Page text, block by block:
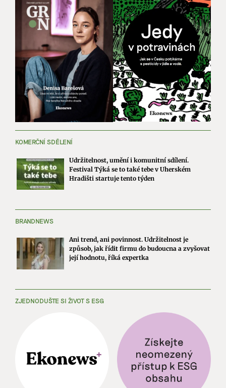
KOMERČNÍ SDĚLENÍ
Udržitelnost, umění i komunitní sdílení.
Festival Týká se to také tebe v Uherském
Hradišti startuje tento týden
BRANDNEWS
Ani trend, ani povinnost. Udržitelnost je
způsob, jak řídit firmu do budoucna a zvyšovat
její hodnotu, říká expertka
ZJEDNODUŠTE SI ŽIVOT S ESG